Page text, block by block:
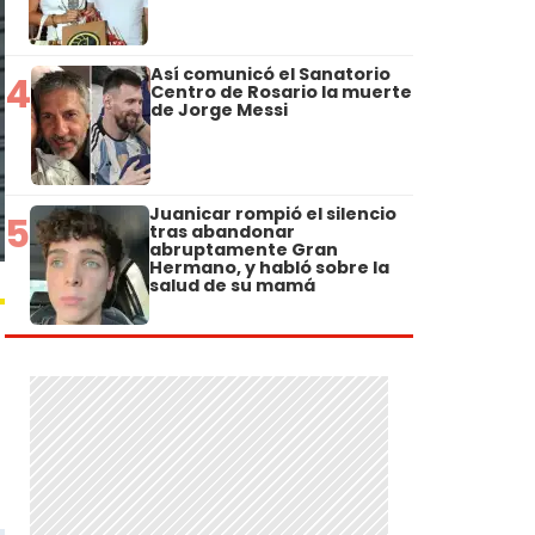
4 Así comunicó el Sanatorio
Centro de Rosario la muerte
de Jorge Messi
5 Juanicar rompió el silencio
tras abandonar
abruptamente Gran
Hermano, y habló sobre la
salud de su mamá